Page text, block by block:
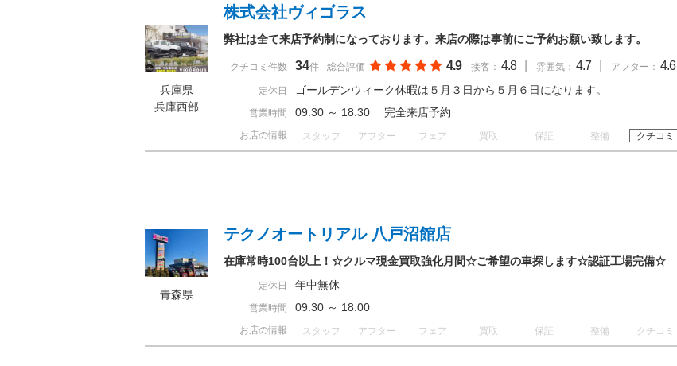
兵庫県
兵庫西部
株式会社ヴィゴラス
弊社は全て来店予約制になっております。来店の際は事前にご予約お願い致します。
クチコミ件数 34件 総合評価 4.9 接客： 4.8 雰囲気： 4.7 アフター： 4.6
定休日 ゴールデンウィーク休暇は５月３日から５月６日になります。
営業時間 09:30 ～ 18:30 完全来店予約
お店の情報 スタッフ アフター フェア 買取 保証 整備 クチコミ
青森県
テクノオートリアル 八戸沼館店
在庫常時100台以上！☆クルマ現金買取強化月間☆ご希望の車探します☆認証工場完備☆
定休日 年中無休
営業時間 09:30 ～ 18:00
お店の情報 スタッフ アフター フェア 買取 保証 整備 クチコミ